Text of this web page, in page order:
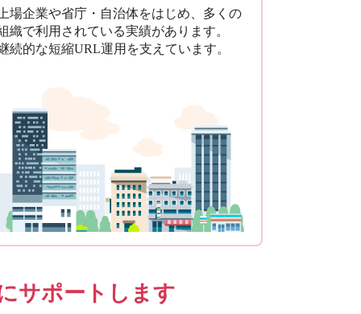
場企業や省庁・自治体をはじめ、多くの
織で利用されている実績があります。
続的な短縮URL運用を支えています。
サポートします